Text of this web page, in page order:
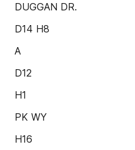
DUGGAN DR.
D14 H8
A
D12
H1
PK WY
H16